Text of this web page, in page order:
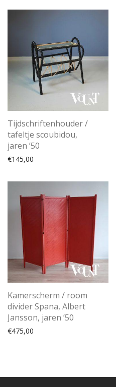
Tijdschriftenhouder /
tafeltje scoubidou,
jaren ’50
€145,00
Kamerscherm / room
divider Spana, Albert
Jansson, jaren ’50
€475,00